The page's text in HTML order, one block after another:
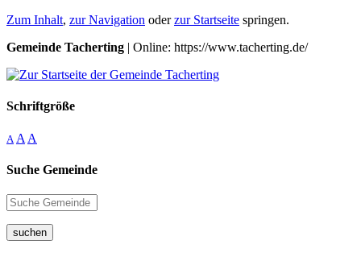
Zum Inhalt, zur Navigation oderzur Startseite springen.
Gemeinde Tacherting | Online: https://www.tacherting.de/
Schriftgröße
A A A
Suche Gemeinde
suchen